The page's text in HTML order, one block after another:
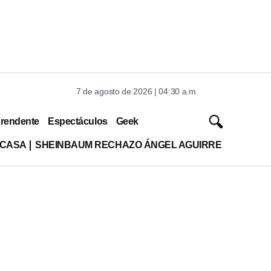
7 de agosto de 2026 | 04:30 a.m.
Espectáculos Geek
SHEINBAUM RECHAZO ÁNGEL AGUIRRE